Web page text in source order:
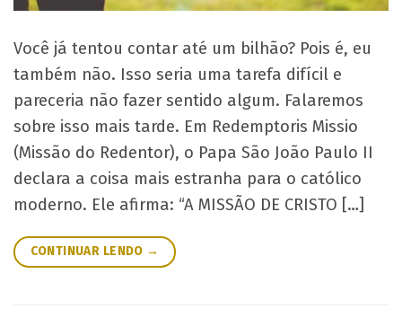
Você já tentou contar até um bilhão? Pois é, eu
também não. Isso seria uma tarefa difícil e
pareceria não fazer sentido algum. Falaremos
sobre isso mais tarde. Em Redemptoris Missio
(Missão do Redentor), o Papa São João Paulo II
declara a coisa mais estranha para o católico
moderno. Ele afirma: “A MISSÃO DE CRISTO […]
CONTINUAR LENDO →